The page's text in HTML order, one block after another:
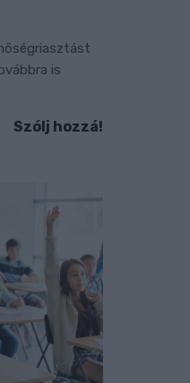
is
Szólj hozzá!